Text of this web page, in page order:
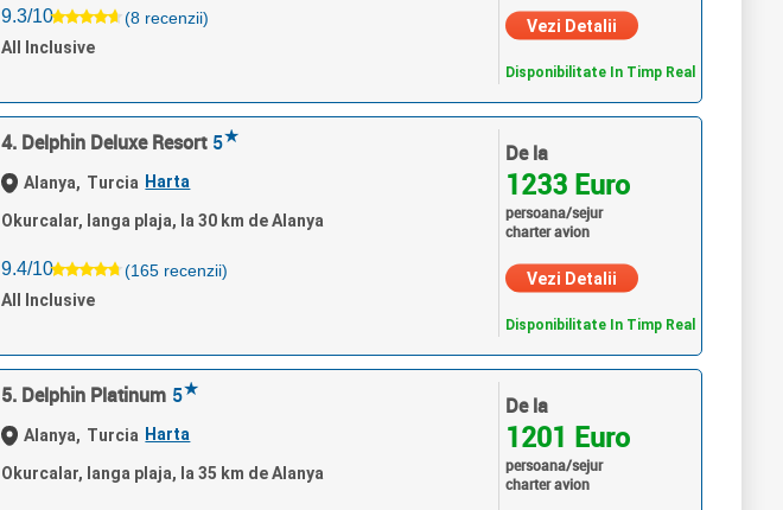
Vezi Detalii
Disponibilitate In Timp Real
9.3/10
(8 recenzii)
All Inclusive
De la
1233 Euro
persoana/sejur
charter avion
Vezi Detalii
Disponibilitate In Timp Real
4. Delphin Deluxe Resort 5★
Alanya, Turcia Harta
Okurcalar, langa plaja, la 30 km de Alanya
9.4/10
(165 recenzii)
All Inclusive
De la
1201 Euro
persoana/sejur
charter avion
5. Delphin Platinum 5★
Alanya, Turcia Harta
Okurcalar, langa plaja, la 35 km de Alanya